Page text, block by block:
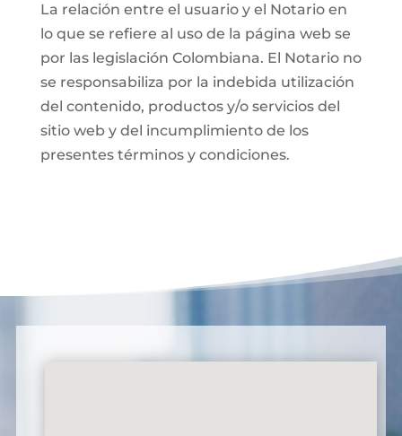
La relación entre el usuario y el Notario en
lo que se refiere al uso de la página web se
por las legislación Colombiana. El Notario no
se responsabiliza por la indebida utilización
del contenido, productos y/o servicios del
sitio web y del incumplimiento de los
presentes términos y condiciones.